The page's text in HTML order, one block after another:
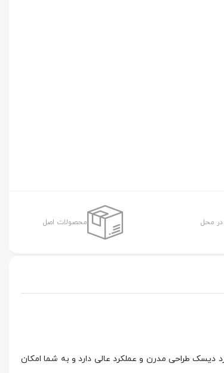
در محل محصولات اصل
طراحی مدرن و عملکرد عالی دارد و به شما امکان